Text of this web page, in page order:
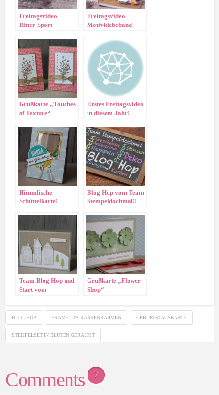
Freitagsvideo –
Ritter-Sport
Freitagsvideo –
Motivklebeband
Erinnerung/Notizbuch
dekorieren
Grußkarte „Touches
of Texture“
Erstes Freitagsvideo
in diesem Jahr!
Himmlische
Schüttelkarte!
Blog Hop vom Team
Stempeldochmal!!
Team Blog Hop und
Start vom
2014
Grußkarte „Flower
Shop“
BLOG HOP FRAMELITS RANKENRAHMEN GEBURTSTAGSKARTE
STEMPELSET IN BLÜTEN GERAHMT
Comments 7